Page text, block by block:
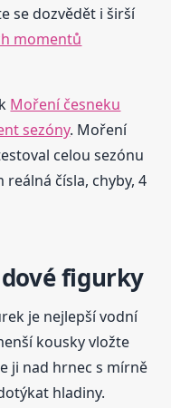
se dozvědět i širší
momentů
Moření česneku
sezóny. Moření
celou sezónu
čísla, chyby, 4
figurky
je nejlepší vodní
kousky vložte
ji nad hrnec s mírně
hladiny.